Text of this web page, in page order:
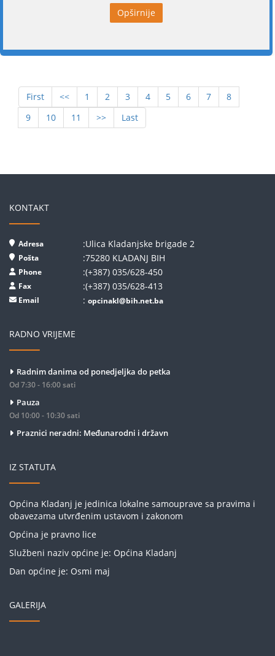
Opširnije
First << 1 2 3 4 5 6 7
8
9
10 11 >> Last
KONTAKT
Adresa :Ulica Kladanjske brigade 2
Pošta :75280 KLADANJ BIH
Phone :(+387) 035/628-450
Fax :(+387) 035/628-413
Email : opcinakl@bih.net.ba
RADNO VRIJEME
Radnim danima od ponedjeljka do petka
Od 7:30 - 16:00 sati
Pauza
Od 10:00 - 10:30 sati
Praznici neradni: Međunarodni i državn
IZ STATUTA
Općina Kladanj je jedinica lokalne samouprave sa pravima i
obavezama utvrđenim ustavom i zakonom
Općina je pravno lice
Službeni naziv općine je: Općina Kladanj
Dan općine je: Osmi maj
GALERIJA